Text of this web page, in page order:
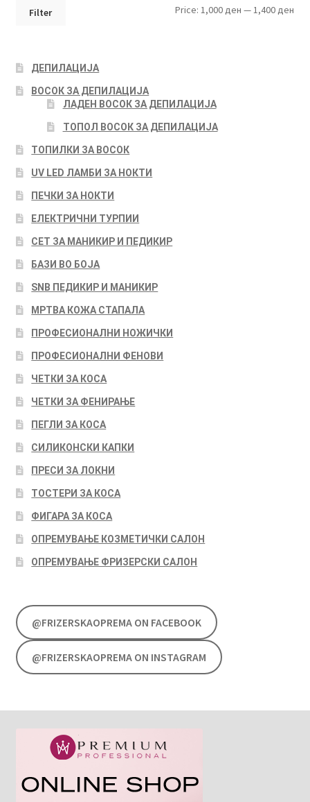
Filter Price:1,000 ден —1,400 ден
ДЕПИЛАЦИЈА
ВОСОК ЗА ДЕПИЛАЦИЈА
ЛАДЕН ВОСОК ЗА ДЕПИЛАЦИЈА
ТОПОЛ ВОСОК ЗА ДЕПИЛАЦИЈА
ТОПИЛКИ ЗА ВОСОК
UV LED ЛАМБИ ЗА НОКТИ
ПЕЧКИ ЗА НОКТИ
ЕЛЕКТРИЧНИ ТУРПИИ
СЕТ ЗА МАНИКИР И ПЕДИКИР
БАЗИ ВО БОЈА
SNB ПЕДИКИР И МАНИКИР
МРТВА КОЖА СТАПАЛА
ПРОФЕСИОНАЛНИ НОЖИЧКИ
ПРОФЕСИОНАЛНИ ФЕНОВИ
ЧЕТКИ ЗА КОСА
ЧЕТКИ ЗА ФЕНИРАЊЕ
ПЕГЛИ ЗА КОСА
СИЛИКОНСКИ КАПКИ
ПРЕСИ ЗА ЛОКНИ
ТОСТЕРИ ЗА КОСА
ФИГАРА ЗА КОСА
ОПРЕМУВАЊЕ КОЗМЕТИЧКИ САЛОН
ОПРЕМУВАЊЕ ФРИЗЕРСКИ САЛОН
@FRIZERSKAOPREMA ON FACEBOOK
@FRIZERSKAOPREMA ON INSTAGRAM